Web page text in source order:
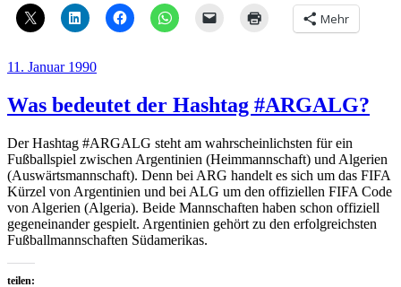
Mehr
Veröffentlicht
11. Januar 1990
Was bedeutet der Hashtag #ARGALG?
Der Hashtag #ARGALG steht am wahrscheinlichsten für ein
Fußballspiel zwischen Argentinien (Heimmannschaft) und Algerien
(Auswärtsmannschaft). Denn bei ARG handelt es sich um das FIFA
Kürzel von Argentinien und bei ALG um den offiziellen FIFA Code
von Algerien (Algeria). Beide Mannschaften haben schon offiziell
gegeneinander gespielt. Argentinien gehört zu den erfolgreichsten
Fußballmannschaften Südamerikas.
teilen: